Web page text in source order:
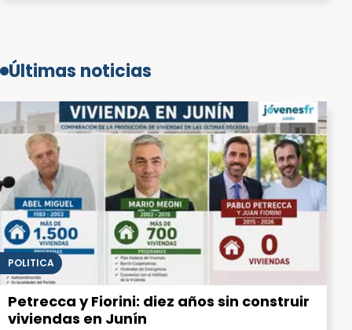
Últimas noticias
POLITICA
Petrecca y Fiorini: diez años sin construir
viviendas en Junín